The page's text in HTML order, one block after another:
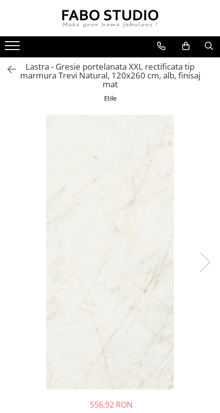
GRESIE INTERIOR
GRESIE EXTERIOR
GRESIE XXL - LASTRE
TREPTE DIN GRESIE
FAIANTA
PIESE DECORATIVE
CANAPELE
CUIERELastra - Gresie portelanata XXL rectificata tip
marmura Trevi Natural, 120x260 cm, alb, finisaj
mat
Etile
556,92 RON